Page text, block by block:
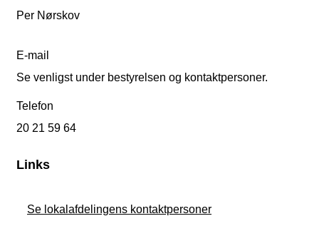
Per Nørskov
E-mail
Se venligst under bestyrelsen og kontaktpersoner.
Telefon
20 21 59 64
Links
Se lokalafdelingens kontaktpersoner